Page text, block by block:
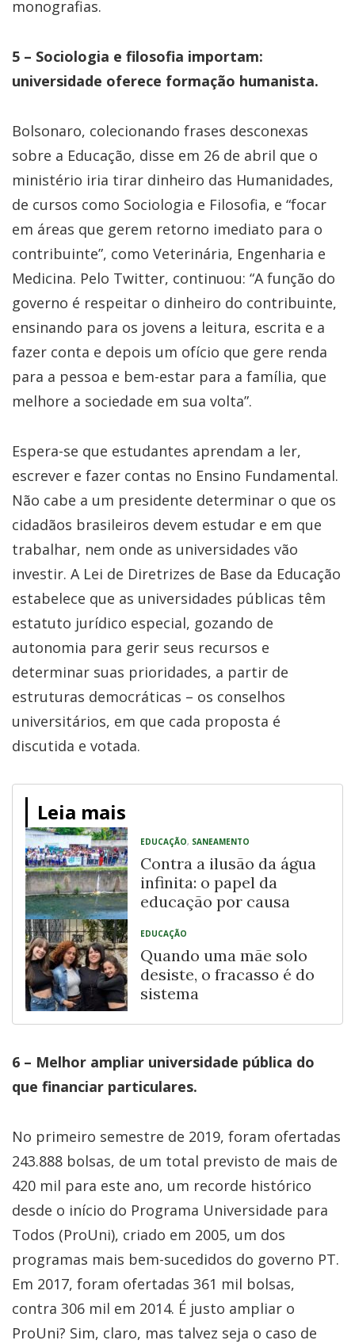
monografias.
5 – Sociologia e filosofia importam:
universidade oferece formação humanista.
Bolsonaro, colecionando frases desconexas
sobre a Educação, disse em 26 de abril que o
ministério iria tirar dinheiro das Humanidades,
de cursos como Sociologia e Filosofia, e “focar
em áreas que gerem retorno imediato para o
contribuinte”, como Veterinária, Engenharia e
Medicina. Pelo Twitter, continuou: “A função do
governo é respeitar o dinheiro do contribuinte,
ensinando para os jovens a leitura, escrita e a
fazer conta e depois um ofício que gere renda
para a pessoa e bem-estar para a família, que
melhore a sociedade em sua volta”.
Espera-se que estudantes aprendam a ler,
escrever e fazer contas no Ensino Fundamental.
Não cabe a um presidente determinar o que os
cidadãos brasileiros devem estudar e em que
trabalhar, nem onde as universidades vão
investir. A Lei de Diretrizes de Base da Educação
estabelece que as universidades públicas têm
estatuto jurídico especial, gozando de
autonomia para gerir seus recursos e
determinar suas prioridades, a partir de
estruturas democráticas – os conselhos
universitários, em que cada proposta é
discutida e votada.
Leia mais
EDUCAÇÃO, SANEAMENTO
Contra a ilusão da água
infinita: o papel da
educação por causa
EDUCAÇÃO
Quando uma mãe solo
desiste, o fracasso é do
sistema
6 – Melhor ampliar universidade pública do
que financiar particulares.
No primeiro semestre de 2019, foram ofertadas
243.888 bolsas, de um total previsto de mais de
420 mil para este ano, um recorde histórico
desde o início do Programa Universidade para
Todos (ProUni), criado em 2005, um dos
programas mais bem-sucedidos do governo PT.
Em 2017, foram ofertadas 361 mil bolsas,
contra 306 mil em 2014. É justo ampliar o
ProUni? Sim, claro, mas talvez seja o caso de